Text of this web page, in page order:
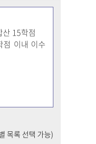
15학점
점 이내 이수
목록 선택 가능)